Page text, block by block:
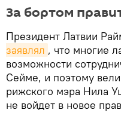
За бортом
Президент Латвии
заявлял , что многие
возможности
Сейме, и поэтому
рижского мэра Нила
не войдет в новое